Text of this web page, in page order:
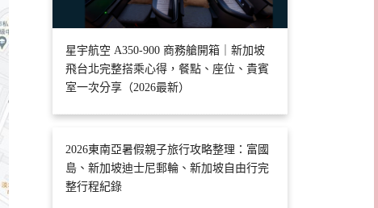
星宇航空 A350-900 商務艙開箱｜新加坡
飛台北完整搭乘心得，餐點、座位、貴賓
室一次分享（2026最新）
2026東南亞暑假親子旅行攻略整理：富國
島、新加坡迪士尼郵輪、新加坡自由行完
整行程紀錄